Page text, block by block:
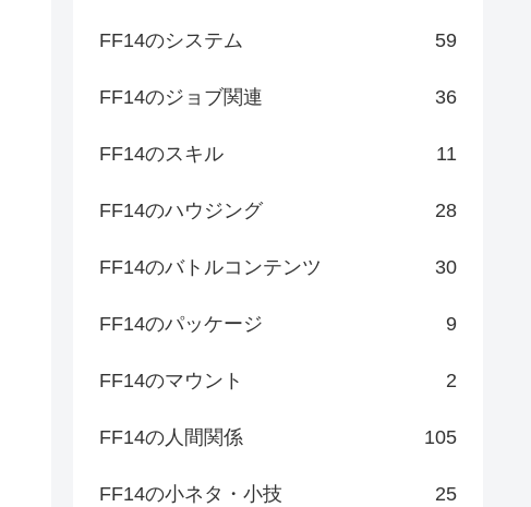
FF14のシステム 59
FF14のジョブ関連 36
FF14のスキル 11
FF14のハウジング 28
FF14のバトルコンテンツ 30
FF14のパッケージ 9
FF14のマウント 2
FF14の人間関係 105
FF14の小ネタ・小技 25